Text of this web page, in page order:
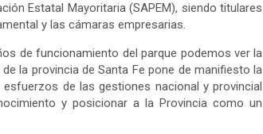
Estatal Mayoritaria (SAPEM), siendo titulares
y las cámaras empresarias.
de funcionamiento del parque podemos ver la
la provincia de Santa Fe pone de manifiesto la
de las gestiones nacional y provincial
y posicionar a la Provincia como un